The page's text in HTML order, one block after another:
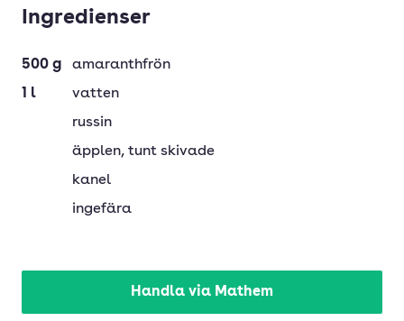
Ingredienser
500 g
amaranthfrön
1 l
vatten
russin
äpplen, tunt skivade
kanel
ingefära
Handla via Mathem